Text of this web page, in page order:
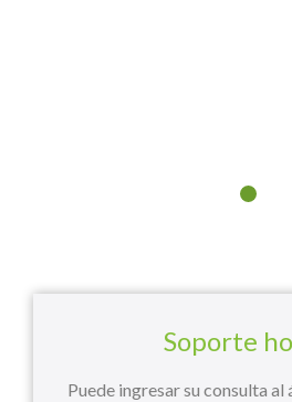
Soporte
Puede ingresar su consulta